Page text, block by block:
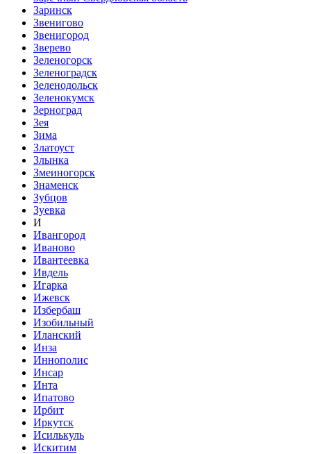
Заринск
Звенигово
Звенигород
Зверево
Зеленогорск
Зеленоградск
Зеленодольск
Зеленокумск
Зерноград
Зея
Зима
Златоуст
Злынка
Змеиногорск
Знаменск
Зубцов
Зуевка
И
Ивангород
Иваново
Ивантеевка
Ивдель
Игарка
Ижевск
Избербаш
Изобильный
Иланский
Инза
Иннополис
Инсар
Инта
Ипатово
Ирбит
Иркутск
Исилькуль
Искитим